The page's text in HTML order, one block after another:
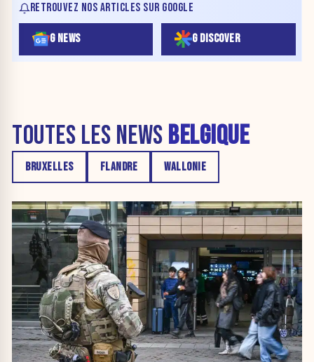
RETROUVEZ NOS ARTICLES SUR GOOGLE
G NEWS G DISCOVER
TOUTES LES NEWS BELGIQUE
BRUXELLES FLANDRE WALLONIE